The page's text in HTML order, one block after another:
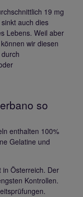
19 mg
auch dies
Lebens. Weil aber
wir diesen
so
enthalten 100%
Gelatine und
in Österreich. Der
Kontrollen.